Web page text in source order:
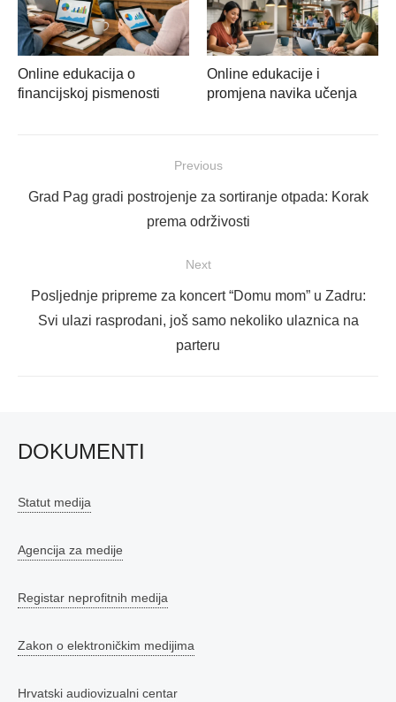
Online edukacija o
financijskoj pismenosti
Online edukacije i
promjena navika učenja
objava
Previous
Previous
Grad Pag gradi postrojenje za sortiranje otpada: Korak
prema održivosti
Next
Next
post:
Posljednje pripreme za koncert “Domu mom” u Zadru:
Svi ulazi rasprodani, još samo nekoliko ulaznica na
parteru
DOKUMENTI
Statut medija
Agencija za medije
Registar neprofitnih medija
Zakon o elektroničkim medijima
Hrvatski audiovizualni centar